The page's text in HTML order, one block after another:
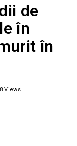
de
în
în
Views